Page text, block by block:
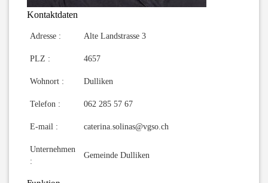
Kontaktdaten
Adresse : Alte Landstrasse 3
PLZ : 4657
Wohnort : Dulliken
Telefon : 062 285 57 67
E-mail : caterina.solinas@vgso.ch
Unternehmen
:
Gemeinde Dulliken